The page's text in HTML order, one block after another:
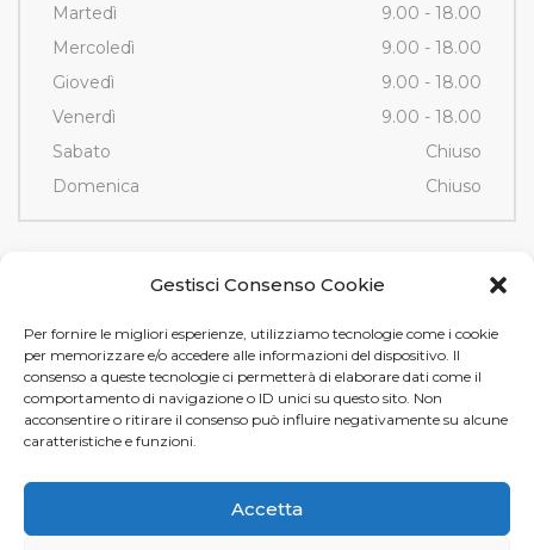
Gestisci Consenso Cookie
Per fornire le migliori esperienze, utilizziamo tecnologie come i cookie
per memorizzare e/o accedere alle informazioni del dispositivo. Il
consenso a queste tecnologie ci permetterà di elaborare dati come il
comportamento di navigazione o ID unici su questo sito. Non
acconsentire o ritirare il consenso può influire negativamente su alcune
caratteristiche e funzioni.
Accetta
Martedì
9.00 - 18.00
Mercoledì
9.00 - 18.00
Giovedì
9.00 - 18.00
Venerdì
9.00 - 18.00
Sabato
Chiuso
Domenica
Chiuso
Via Fornace, 3/D - 35036
Montegrotto Terme (PD)
Tel e Fax+39 049 89 12 605
info@tamistamp.com